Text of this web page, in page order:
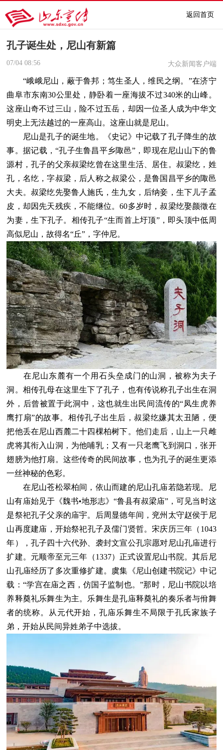
返回首页
孔子诞生处，尼山有新篇
07/04 08:56 大众新闻客户端
“峨峨尼山，蔽于鲁邦；笃生圣人，维民之纲。”在济宁
曲阜市东南30公里处，静卧着一座海拔不过340米的山峰。
这座山奇不过三山，险不过五岳，却因一位圣人成为中华文
明史上无法越过的一座高山。这座山就是尼山。
尼山是孔子的诞生地。《史记》中记载了孔子降生的故
事。据记载，“孔子生鲁昌平乡陬邑”，即现在尼山山下的鲁
源村，孔子的父亲叔梁纥曾在这里生活、居住。叔梁纥，姓
孔，名纥，字叔梁，后人称之叔梁公，是鲁国昌平乡的陬邑
大夫。叔梁纥先娶鲁人施氏，生九女，后纳妾，生下儿子孟
皮，却因先天残疾，不能继位。60多岁时，叔梁纥娶颜徵在
为妻，生下孔子。相传孔子“生而首上圩顶”，即头顶中低周
高似尼山，故得名“丘”，字仲尼。
在尼山东麓有一个用石头垒成门的山洞，被称为夫子
洞。相传孔母在这里生下了孔子，也有传说称孔子出生在洞
外，后曾被置于此洞中，这也就生出民间流传的“凤生虎养
鹰打扇”的故事。相传孔子出生后，叔梁纥嫌其太丑陋，便
把他丢在尼山西麓二十四棵柏树下。他们走后，山上一只雌
虎将其衔入山洞，为他哺乳；又有一只老鹰飞到洞口，张开
翅膀为他打扇。这些传奇的民间故事，也为孔子的诞生更添
一丝神秘的色彩。
在尼山苍松翠柏间，依山而建的尼山孔庙若隐若现。尼
山有庙始见于《魏书•地形志》“鲁县有叔梁庙”，可见当时这
是祭祀孔子父亲的庙宇。后周显德年间，兖州太守赵侯于尼
山再度建庙，开始祭祀孔子及儒门贤哲。宋庆历三年（1043
年），孔子四十六代孙、袭封文宣公孔宗愿对尼山孔庙进行
扩建。元顺帝至元三年（1337）正式设置尼山书院。其后尼
山孔庙经历了多次重修扩建。虞集《尼山创建书院记》中记
载：“学宫在庙之西，仿国子监制也。”那时，尼山书院以培
养释奠礼乐舞生为主。乐舞生是孔庙释奠礼的奏乐者与佾舞
者的统称。从元代开始，孔庙乐舞生不局限于孔氏家族子
弟，开始从民间异姓弟子中选拔。